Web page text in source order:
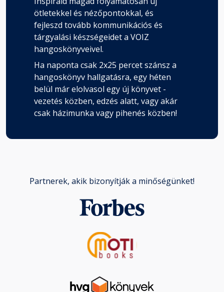
ötletekkel és nézőpontokkal, és
fejleszd tovább kommunikációs és
tárgyalási készségeidet a VOIZ
hangoskönyveivel.
Ha naponta csak 2x25 percet szánsz a
hangoskönyv hallgatásra, egy héten
belül már elolvasol egy új könyvet -
vezetés közben, edzés alatt, vagy akár
csak házimunka vagy pihenés közben!
Partnerek, akik bizonyítják a minőségünket!